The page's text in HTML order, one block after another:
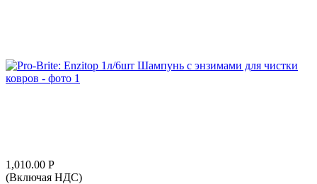
1,010.00 Р
(Включая НДС)